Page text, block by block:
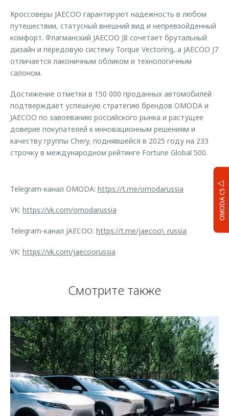
OMODA C5
Кроссоверы JAECOO гарантируют надежность в любом
путешествии, статусный внешний вид и непревзойденный
комфорт. Флагманский JAECOO J8 сочетает брутальный
дизайн и передовую систему Torque Vectoring, а JAECOO J7
отличается лаконичным обликом и технологичным
салоном.
Достижение отметки в 150 000 проданных автомобилей
подтверждает успешную стратегию брендов OMODA и
JAECOO по завоеванию российского рынка и растущее
доверие покупателей к инновационным решениям и
качеству группы Chery, поднявшейся в 2025 году на 233
строчку в международном рейтинге Fortune Global 500.
Telegram-канал OMODA: https://t.me/omodarussia
VK: https://vk.com/omodarussia
Telegram-канал JAECOO: https://t.me/jaecoo\_russia
VK: https://vk.com/jaecoorussia
Смотрите также